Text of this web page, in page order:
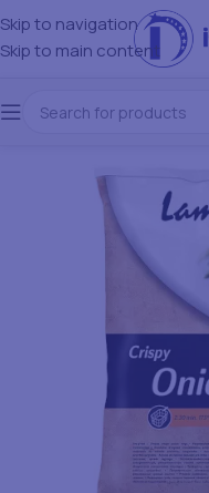
Skip to navigation
Skip to main content